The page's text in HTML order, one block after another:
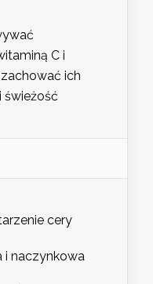
C i
ich
świeżość
cery
i naczynkowa